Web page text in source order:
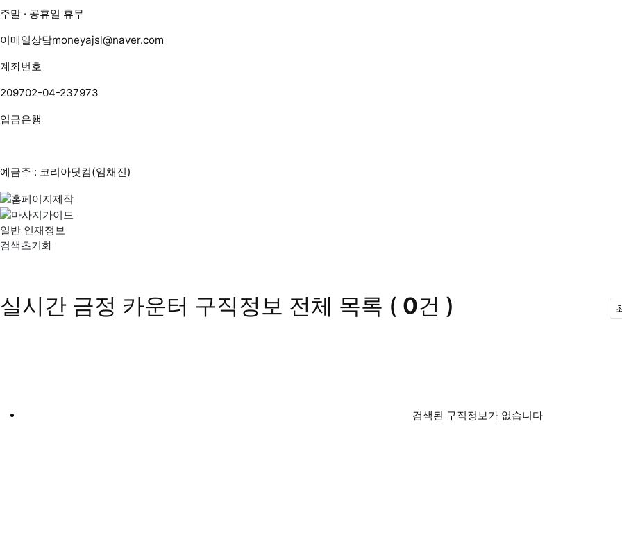
주말 · 공휴일 휴무
이메일상담moneyajsl@naver.com
계좌번호
209702-04-237973
입금은행
예금주 : 코리아닷컴(임채진)
일반 인재정보
검색초기화
실시간 금정 카운터 구직정보 전체 목록 ( 0건 )
검색된 구직정보가 없습니다